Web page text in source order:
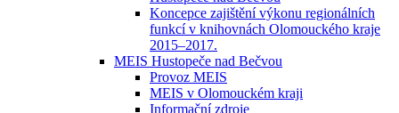
Koncepce zajištění výkonu regionálních
funkcí v knihovnách Olomouckého kraje
2015–2017.
MEIS Hustopeče nad Bečvou
Provoz MEIS
MEIS v Olomouckém kraji
Informační zdroje